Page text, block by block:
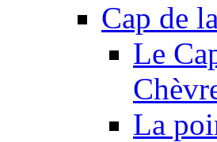
Cap de
Le
La